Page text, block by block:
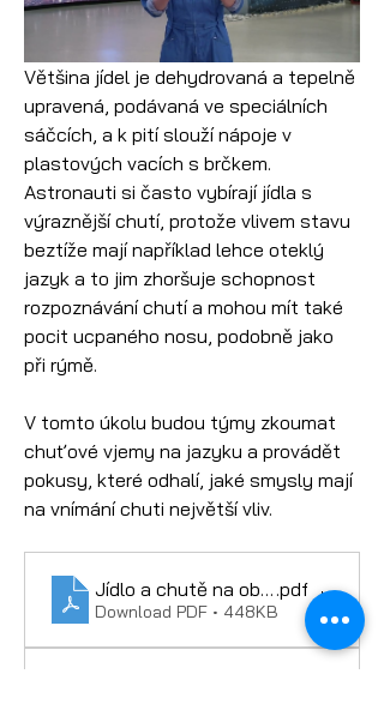
Většina jídel je dehydrovaná a tepelně
upravená, podávaná ve speciálních
sáčcích, a k pití slouží nápoje v
plastových vacích s brčkem.
Astronauti si často vybírají jídla s
výraznější chutí, protože vlivem stavu
beztíže mají například lehce oteklý
jazyk a to jim zhoršuje schopnost
rozpoznávání chutí a mohou mít také
pocit ucpaného nosu, podobně jako
při rýmě.
V tomto úkolu budou týmy zkoumat
chuťové vjemy na jazyku a provádět
pokusy, které odhalí, jaké smysly mají
na vnímání chuti největší vliv.
Jídlo a chutě na oběžné dráze -
.pdf
Download PDF • 448KB